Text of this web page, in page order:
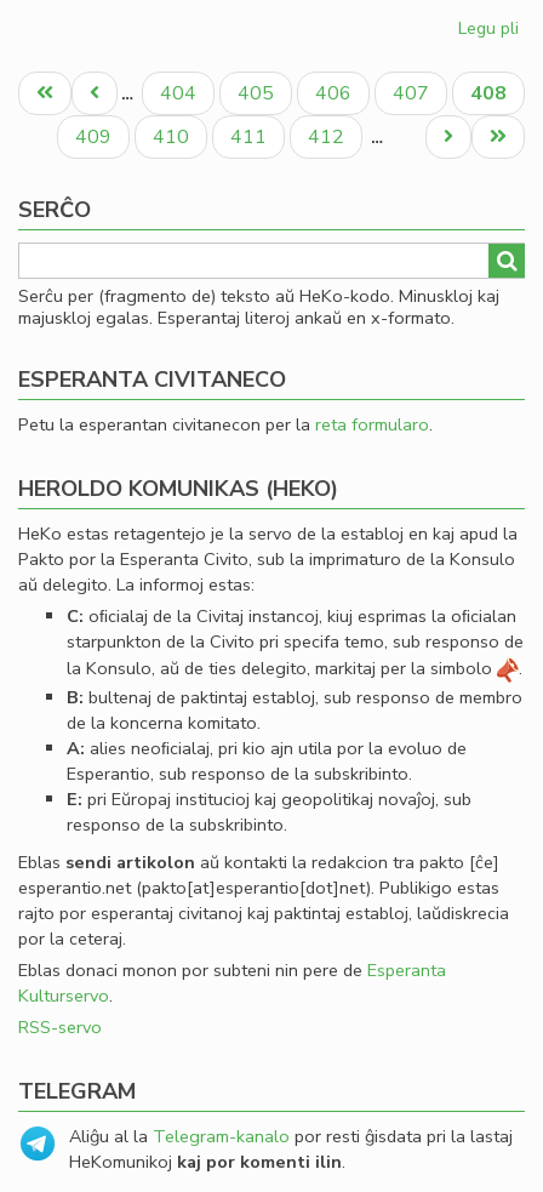
Legu pli
de
la
Pagination
Unua
paĝo
Antaŭa
paĝo
… Paĝo
404 Paĝo
405 Paĝo
406 Paĝo
407
Aktuala
paĝo
408
Paĝo
409 Paĝo
410 Paĝo
411 Paĝo
412 …
Last
page
Next
page
SERĈO
Serĉu per (fragmento de) teksto aŭ HeKo-kodo. Minuskloj kaj
majuskloj egalas. Esperantaj literoj ankaŭ en x-formato.
ESPERANTA CIVITANECO
Petu la esperantan civitanecon per la reta formularo.
HEROLDO KOMUNIKAS (HEKO)
HeKo estas retagentejo je la servo de la establoj en kaj apud la
Pakto por la Esperanta Civito, sub la imprimaturo de la Konsulo
aŭ delegito. La informoj estas:
C: oﬁcialaj de la Civitaj instancoj, kiuj esprimas la oﬁcialan
starpunkton de la Civito pri specifa temo, sub responso de
la Konsulo, aŭ de ties delegito, markitaj per la simbolo
.
B: bultenaj de paktintaj establoj, sub responso de membro
de la koncerna komitato.
A: alies neoﬁcialaj, pri kio ajn utila por la evoluo de
Esperantio, sub responso de la subskribinto.
E: pri Eŭropaj institucioj kaj geopolitikaj novaĵoj, sub
responso de la subskribinto.
Eblas sendi artikolon aŭ kontakti la redakcion tra pakto [ĉe]
esperantio.net(pakto[at]esperantio[dot]net). Publikigo estas
rajto por esperantaj civitanoj kaj paktintaj establoj, laŭdiskrecia
por la ceteraj.
Eblas donaci monon por subteni nin pere de Esperanta
Kulturservo.
RSS-servo
TELEGRAM
Aliĝu al la Telegram-kanalo por resti ĝisdata pri la lastaj
HeKomunikoj kaj por komenti ilin.